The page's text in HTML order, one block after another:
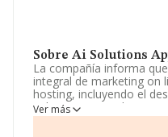
Sobre Ai Solutions
La compañía informa
integral de marketing on
hosting, incluyendo el
aplicaciones y
inteligencia artificial, etc.
Ver más